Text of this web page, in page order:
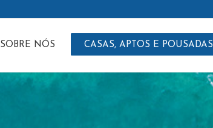
SOBRE NÓS CASAS, APTOS E POUSADAS